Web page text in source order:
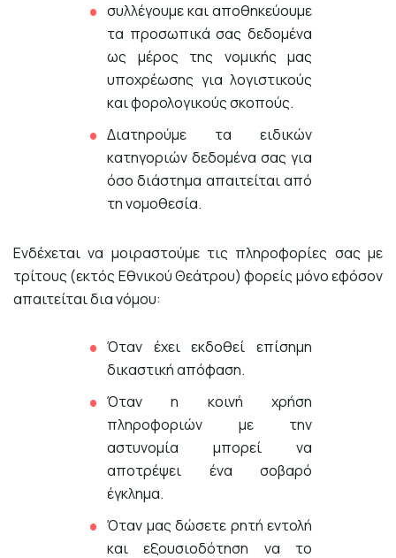
συλλέγουμε και αποθηκεύουμε
τα προσωπικά σας δεδομένα
ως μέρος της νομικής μας
υποχρέωσης για λογιστικούς
και φορολογικούς σκοπούς.
Διατηρούμε τα ειδικών
κατηγοριών δεδομένα σας για
όσο διάστημα απαιτείται από
τη νομοθεσία.
Ενδέχεται να μοιραστούμε τις πληροφορίες σας με
τρίτους (εκτός Εθνικού Θεάτρου) φορείς μόνο εφόσον
απαιτείται δια νόμου:
Όταν έχει εκδοθεί επίσημη
δικαστική απόφαση.
Όταν η κοινή χρήση
πληροφοριών με την
αστυνομία μπορεί να
αποτρέψει ένα σοβαρό
έγκλημα.
Όταν μας δώσετε ρητή εντολή
και εξουσιοδότηση να το